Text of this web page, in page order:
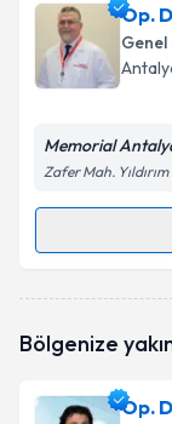
takvim
E-posta
Kişisel
Metni
Op.
Memorial
Zafer Mah.
talebi
Bölgenize
Op.